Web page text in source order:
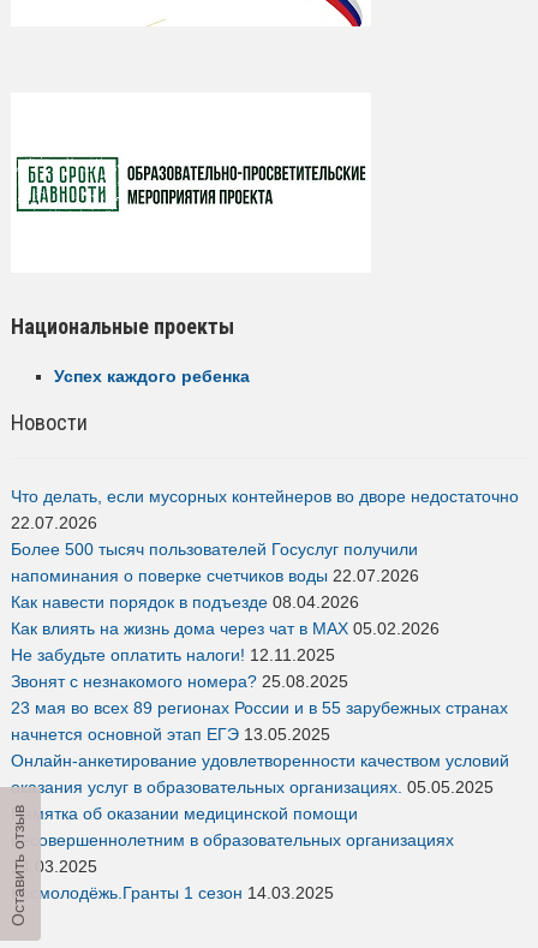
Национальные проекты
Успех каждого ребенка
Новости
Что делать, если мусорных контейнеров во дворе недостаточно
22.07.2026
Более 500 тысяч пользователей Госуслуг получили
напоминания о поверке счетчиков воды 22.07.2026
Как навести порядок в подъезде 08.04.2026
Как влиять на жизнь дома через чат в MAX 05.02.2026
Не забудьте оплатить налоги! 12.11.2025
Звонят с незнакомого номера? 25.08.2025
23 мая во всех 89 регионах России и в 55 зарубежных странах
начнется основной этап ЕГЭ 13.05.2025
Онлайн-анкетирование удовлетворенности качеством условий
оказания услуг в образовательных организациях. 05.05.2025
Памятка об оказании медицинской помощи
несовершеннолетним в образовательных организациях
14.03.2025
Росмолодёжь.Гранты 1 сезон 14.03.2025
Оставить отзыв